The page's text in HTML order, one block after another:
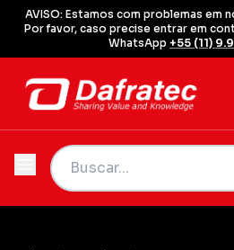
AVISO: Estamos com problemas em
Por favor, caso precise entrar em
WhatsApp +55 (11)